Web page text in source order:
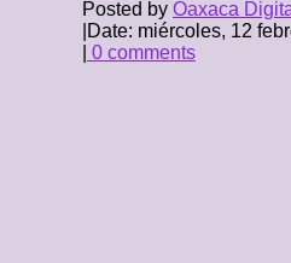
Posted by Oaxaca
Date: miércoles, 12
0 comments